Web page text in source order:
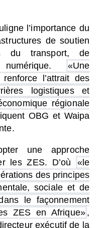
l’importance du
de soutien
du transport, de
«Une
l’attrait des
logistiques et
régionale
OBG et Waipa
une approche
les ZES. D’où
«le
des principes
sociale et de
le façonnement
ZES en Afrique» ,
exécutif de la